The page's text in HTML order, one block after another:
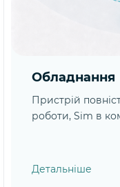
Обладнання
Пристрій
роботи, Sim в
Детальніше